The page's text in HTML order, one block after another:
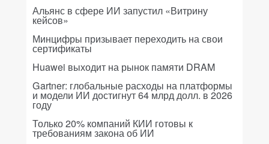
Альянс в сфере ИИ запустил «Витрину
кейсов»
Минцифры призывает переходить на свои
сертификаты
Huawei выходит на рынок памяти DRAM
Gartner: глобальные расходы на платформы
и модели ИИ достигнут 64 млрд долл. в 2026
году
Только 20% компаний КИИ готовы к
требованиям закона об ИИ